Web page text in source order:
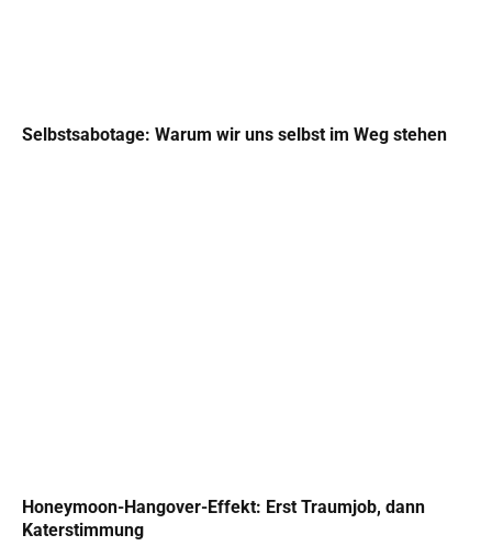
Selbstsabotage: Warum wir uns selbst im Weg stehen
Honeymoon-Hangover-Effekt: Erst Traumjob, dann
Katerstimmung